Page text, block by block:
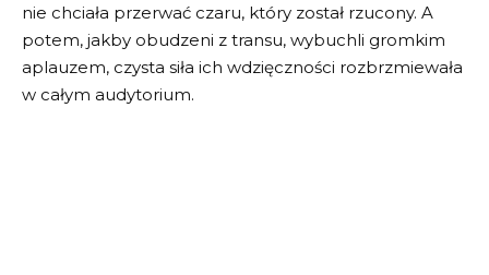
nie chciała przerwać czaru, który został rzucony. A
potem, jakby obudzeni z transu, wybuchli gromkim
aplauzem, czysta siła ich wdzięczności rozbrzmiewała
w całym audytorium.